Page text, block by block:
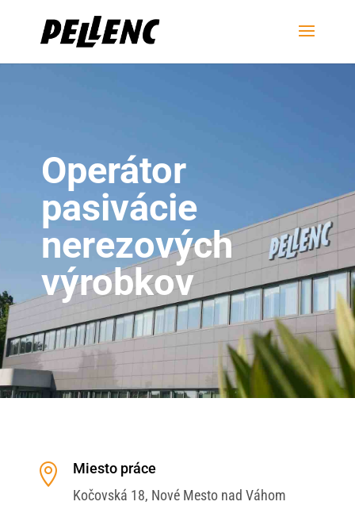
Operátor
pasivácie
nerezových
výrobkov

Miesto práce
Kočovská 18, Nové Mesto nad Váhom